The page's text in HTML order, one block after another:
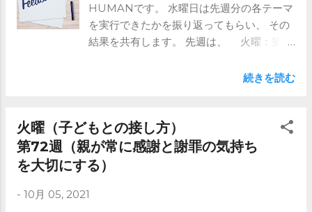
彫刻家だそうです。 1883年に生まれ1931年
に亡くなっています。 彼の著書「預言
者」にこんな言葉があります。 ⇒これよ
前半部分のみ記載しています。 全文は是
magazine
HUMANです。 水曜日は先週分の各テーマ
を実行できたかを振り返ってもらい、 その
結果を共有します。 先週は、 火曜：第三
(Conception) ぶっとんだアイデアを否定
ことです。 なぜなら、子育てはある意味
他人とのコミュニケーションです。 自分の
子どもではありますが、 全く別の性格の人
を育てていくのです。 親子の形は100通り
続きを読む
火曜（子どもとの接し方）
第72週（親が常に感謝と謝罪の気持ち
を大切にする）
- 10月 05, 2021